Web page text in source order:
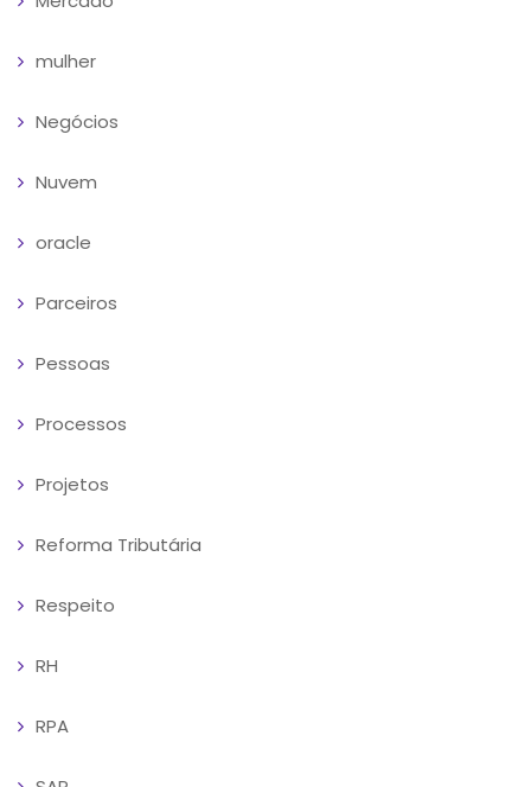
mulher
Negócios
Nuvem
oracle
Parceiros
Pessoas
Processos
Projetos
Reforma Tributária
Respeito
RH
RPA